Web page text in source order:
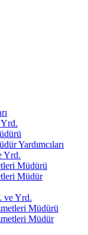
Yardımcıları
Yrd.
Müdürü
Müdür
ve Yrd.
Müdürü
Müdür